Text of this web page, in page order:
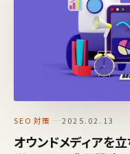
SEO対策 2025.02.13
オウンドメディアを